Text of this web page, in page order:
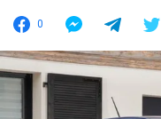
0